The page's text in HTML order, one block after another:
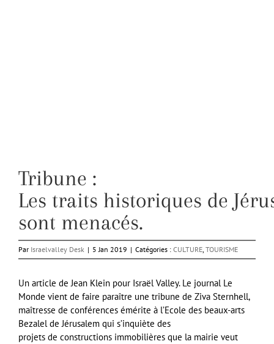
Tribune :
Les traits historiques de
sont menacés.
Par Israelvalley Desk | 5 Jan 2019 | Catégories : CULTURE, TOURISME
Un article de Jean Klein pour Israël Valley. Le journal Le
Monde vient de faire paraître une tribune de Ziva Sternhell,
maîtresse de conférences émérite à l’Ecole des beaux-arts
Bezalel de Jérusalem qui s’inquiète des
projets de constructions immobilières que la mairie veut